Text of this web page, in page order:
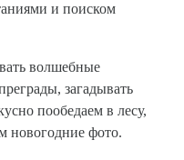
и поиском
волшебные
загадывать
пообедаем в лесу,
новогодние фото.